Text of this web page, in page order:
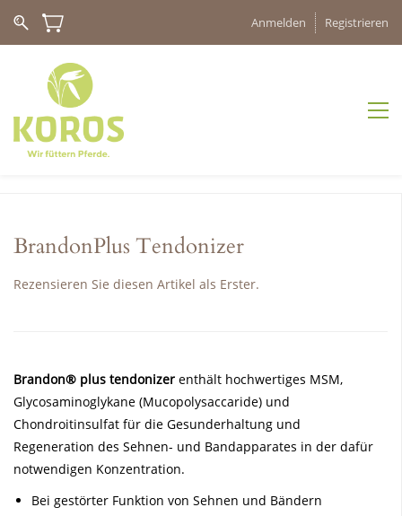
Anmelden Registrieren
BrandonPlus Tendonizer
Rezensieren Sie diesen Artikel als Erster.
Brandon® plus tendonizer enthält hochwertiges MSM,
Glycosaminoglykane (Mucopolysaccaride) und
Chondroitinsulfat für die Gesunderhaltung und
Regeneration des Sehnen- und Bandapparates in der dafür
notwendigen Konzentration.
Bei gestörter Funktion von Sehnen und Bändern